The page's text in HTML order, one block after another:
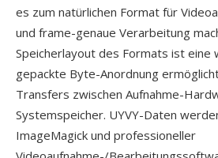
es zum natürlichen Format für
und frame-genaue Verarbeitung
Speicherlayout des Formats ist
gepackte Byte-Anordnung
Transfers zwischen Aufnahme-
Systemspeicher. UYVY-Daten
ImageMagick und professioneller